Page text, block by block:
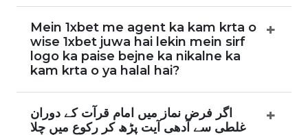
Mein 1xbet me agent ka kam krta o
wise 1xbet juwa hai lekin mein sirf
logo ka paise bejne ka nikalne ka
kam krta o ya halal hai?
اگر فرض نماز میں امام قرآت کے دوران
غلطی سے آدھی آیت پڑھ کر رکوع میں چلا